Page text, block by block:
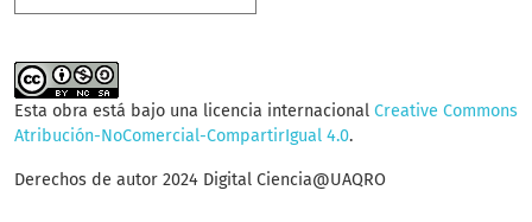
Esta obra está bajo una licencia internacional Creative Commons
Atribución-NoComercial-CompartirIgual 4.0.
Derechos de autor 2024 Digital Ciencia@UAQRO